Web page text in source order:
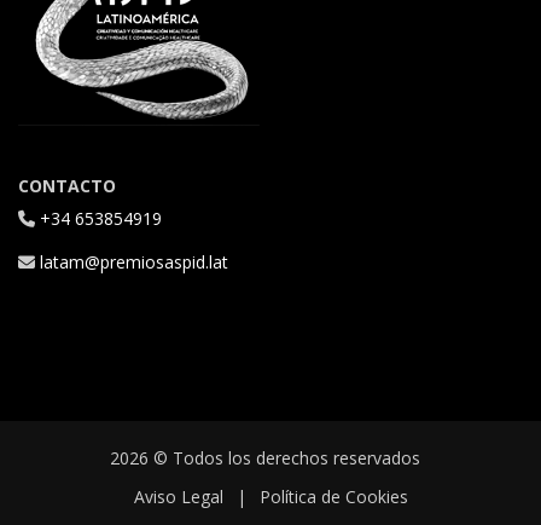
CONTACTO
+34 653854919
latam@premiosaspid.lat
2026 © Todos los derechos reservados
Aviso Legal
| Política de Cookies